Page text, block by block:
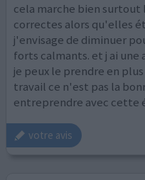
cela marche bien
correctes alors qu'elles
j'envisage de diminuer
forts calmants. et j ai
je peux le prendre en
travail ce n'est pas la
entreprendre avec cette
votre avis